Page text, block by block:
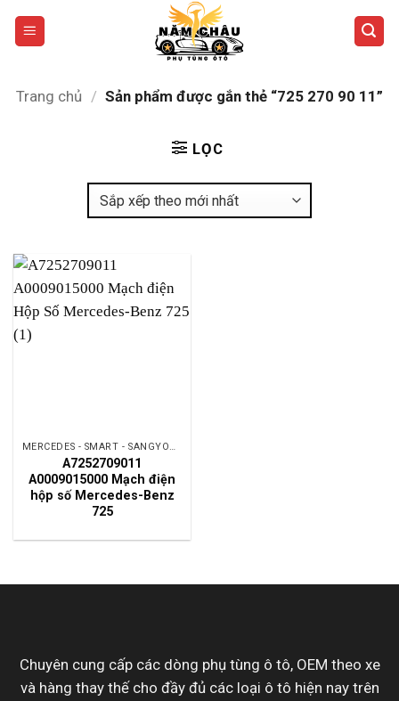
qua
Trang chủ / Sản phẩm được gắn thẻ “725 270 90 11”
LỌC
MERCEDES - SMART - SANGYONG
A7252709011
A0009015000 Mạch điện
hộp số Mercedes-Benz
725
Chuyên cung cấp các dòng phụ tùng ô tô, OEM theo xe
và hàng thay thế cho đầy đủ các loại ô tô hiện nay trên